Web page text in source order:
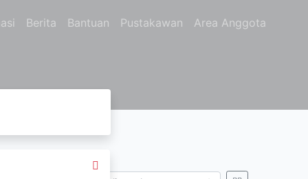
Berita Bantuan Pustakawan Area Anggota